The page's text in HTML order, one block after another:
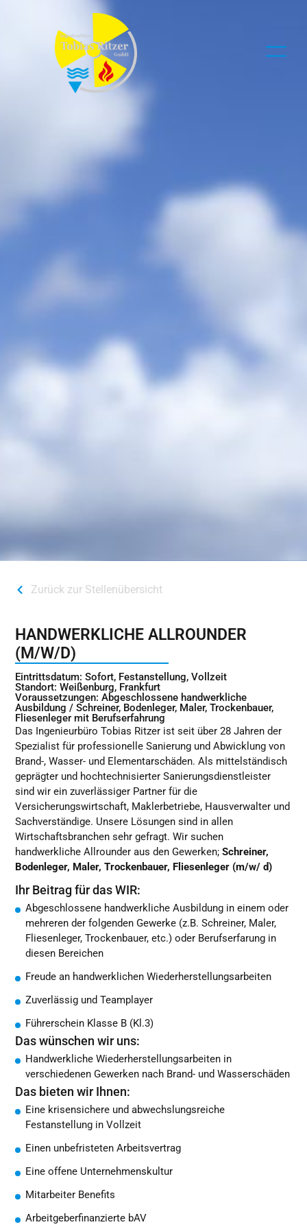
Zurück zur Stellenübersicht
HANDWERKLICHE ALLROUNDER
(M/W/D)
Eintrittsdatum: Sofort, Festanstellung, Vollzeit
Standort: Weißenburg, Frankfurt
Voraussetzungen: Abgeschlossene handwerkliche
Ausbildung / Schreiner, Bodenleger, Maler, Trockenbauer,
Fliesenleger mit Berufserfahrung
Das Ingenieurbüro Tobias Ritzer ist seit über 28 Jahren der
Spezialist für professionelle Sanierung und Abwicklung von
Brand-, Wasser- und Elementarschäden. Als mittelständisch
geprägter und hochtechnisierter Sanierungsdienstleister
sind wir ein zuverlässiger Partner für die
Versicherungswirtschaft, Maklerbetriebe, Hausverwalter und
Sachverständige. Unsere Lösungen sind in allen
Wirtschaftsbranchen sehr gefragt. Wir suchen
handwerkliche Allrounder aus den Gewerken;Schreiner,
Bodenleger, Maler, Trockenbauer, Fliesenleger (m/w/ d)
Ihr Beitrag für das WIR:
Abgeschlossene handwerkliche Ausbildung in einem oder
mehreren der folgenden Gewerke (z.B. Schreiner, Maler,
Fliesenleger, Trockenbauer, etc.) oder Berufserfarung in
diesen Bereichen
Freude an handwerklichen Wiederherstellungsarbeiten
Zuverlässig und Teamplayer
Führerschein Klasse B (Kl.3)
Das wünschen wir uns:
Handwerkliche Wiederherstellungsarbeiten in
verschiedenen Gewerken nach Brand- und Wasserschäden
Das bieten wir Ihnen:
Eine krisensichere und abwechslungsreiche
Festanstellung in Vollzeit
Einen unbefristeten Arbeitsvertrag
Eine offene Unternehmenskultur
Mitarbeiter Benefits
Arbeitgeberfinanzierte bAV